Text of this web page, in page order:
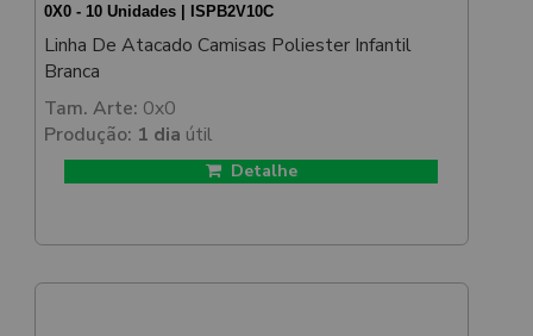
0X0 - 10 Unidades | ISPB2V10C
Linha De Atacado Camisas Poliester Infantil
Branca
Tam. Arte: 0x0
Produção: 1 dia útil
Detalhe